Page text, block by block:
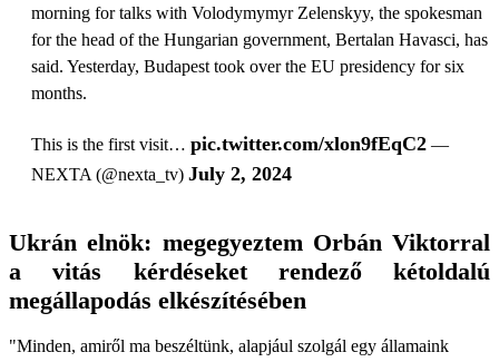
morning for talks with Volodymymyr Zelenskyy, the spokesman
for the head of the Hungarian government, Bertalan Havasci, has
said. Yesterday, Budapest took over the EU presidency for six
months.
This is the first visit… pic.twitter.com/xlon9fEqC2 —
NEXTA (@nexta_tv) July 2, 2024
Ukrán elnök: megegyeztem Orbán Viktorral
a vitás kérdéseket rendező kétoldalú
megállapodás elkészítésében
"Minden, amiről ma beszéltünk, alapjául szolgál egy államaink